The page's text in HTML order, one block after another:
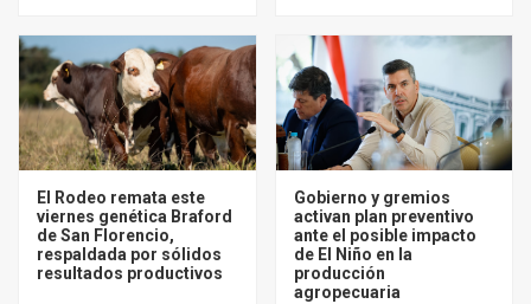
El Rodeo remata este
viernes genética Braford
de San Florencio,
respaldada por sólidos
resultados productivos
Gobierno y gremios
activan plan preventivo
ante el posible impacto
de El Niño en la
producción
agropecuaria